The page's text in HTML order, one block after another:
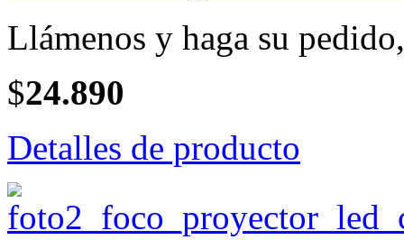
Llámenos y haga su
$24.890
Detalles de producto